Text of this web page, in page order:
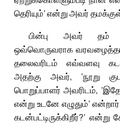
தெரியும்’ என்று அவர்
பின்பு அவர் தம்
ஒவ்வொருவராக
தலைவரிடம் எவ்வளவு
அதற்கு அவர், ‘நூறு
பொறுப்பாளர் அவரிடம்,
என்று உடனே எழுதும்’
கடன்பட்டிருக்கிறீர்?’